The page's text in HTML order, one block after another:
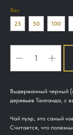
Вес
25
50 100
Выдержанный черный
деревьев Таиланда, с
Чай пуэр, это самый
Считается, что